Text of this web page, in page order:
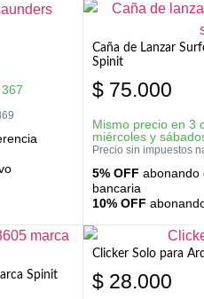
367
Caña de Lanzar
Spinit
$ 75.000
Mismo precio en 3
miércoles y
Precio sin impuestos
5% OFF abonando
bancaria
10% OFF
Spinit
Clicker Solo para
$ 28.000